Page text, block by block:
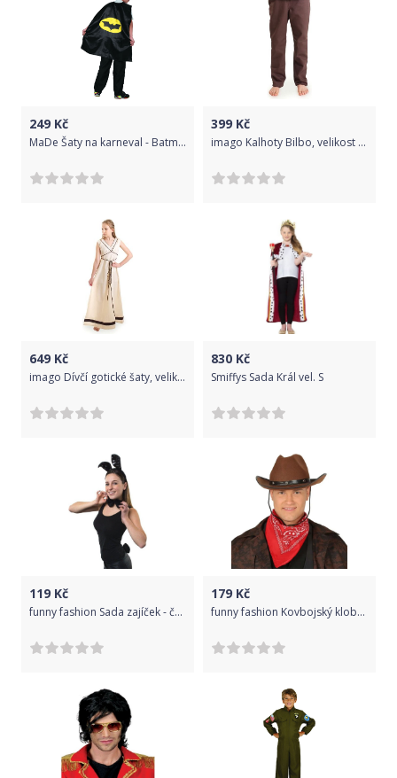
249 Kč
MaDe Šaty na karneval - Batman 134 - 140
399 Kč
imago Kalhoty Bilbo, velikost 134/140
649 Kč
imago Dívčí gotické šaty, velikost 122/128
830 Kč
Smiffys Sada Král vel. S
119 Kč
funny fashion Sada zajíček - černý
179 Kč
funny fashion Kovbojský klobouk dospělý hnědý